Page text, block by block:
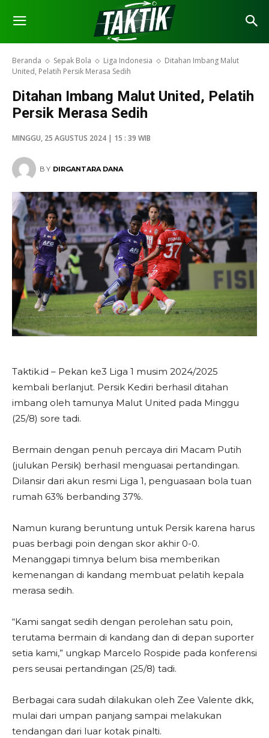
Beranda Sepak Bola Liga Indonesia
Ditahan Imbang Malut
United, Pelatih Persik Merasa Sedih
Ditahan Imbang Malut United, Pelatih
Persik Merasa Sedih
MINGGU, 25 AGUSTUS 2024 | 15 : 39 WIB
BY DIRGANTARA DANA
Taktik.id – Pekan ke3 Liga 1 musim 2024/2025
kembali berlanjut. Persik Kediri berhasil ditahan
imbang oleh tamunya Malut United pada Minggu
(25/8) sore tadi.
Bermain dengan penuh percaya diri Macam Putih
(julukan Persik) berhasil menguasai pertandingan.
Dilansir dari akun resmi Liga 1, penguasaan bola tuan
rumah 63% berbanding 37%.
Namun kurang beruntung untuk Persik karena harus
puas berbagi poin dengan skor akhir 0-0.
Menanggapi timnya belum bisa memberikan
kemenangan di kandang membuat pelatih kepala
merasa sedih.
“Kami sangat sedih dengan perolehan satu poin,
terutama bermain di kandang dan di depan suporter
setia kami,” ungkap Marcelo Rospide pada konferensi
pers seusai pertandingan (25/8) tadi.
Berbagai cara sudah dilakukan oleh Zee Valente dkk,
mulai dari umpan panjang sampai melakukan
tendangan dari luar kotak pinalti.